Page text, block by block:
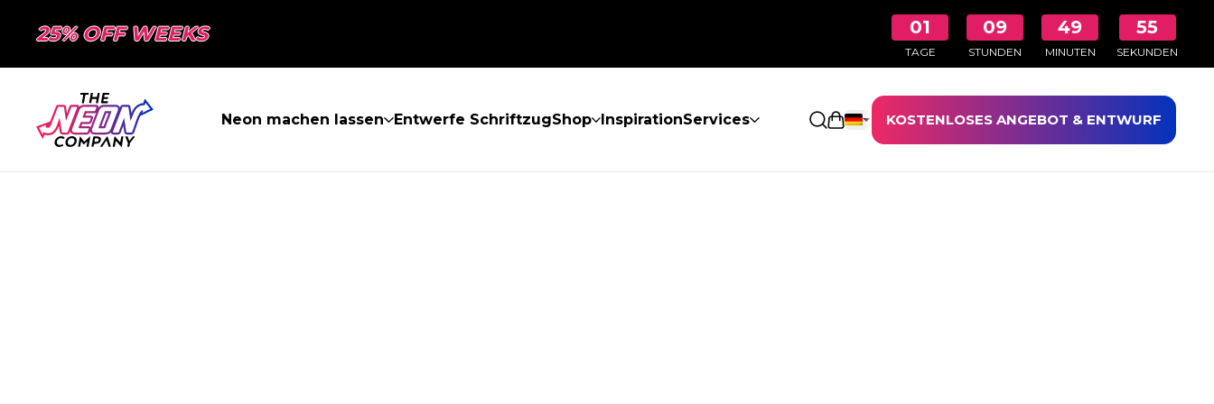
25% OFF WEEKS 01
TAGE
09
STUNDEN
49
MINUTEN
55
SEKUNDEN
Neon machen lassen Entwerfe SchriftzugShop InspirationServices Einkaufswagen öffnen
KOSTENLOSES ANGEBOT & ENTWURF